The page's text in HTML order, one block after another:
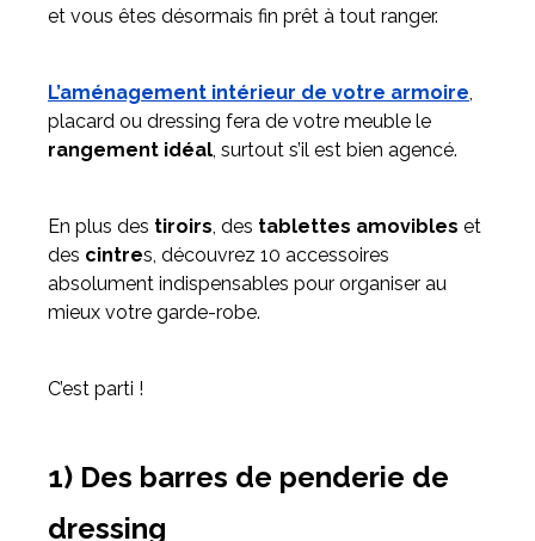
ressemble.
Meuble d'angle
et vous êtes désormais fin prêt à tout ranger.
L’aménagement intérieur de votre armoire,
placard ou dressing fera de votre meuble le
rangement idéal, surtout s’il est bien agencé.
En plus des tiroirs, des tablettes amovibles et
des cintres, découvrez 10 accessoires
absolument indispensables pour organiser au
mieux votre garde-robe.
C’est parti !
1) Des barres de penderie de
dressing